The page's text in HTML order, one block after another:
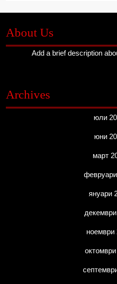
About Us
Add a brief description
Archives
юли
юни
март
януари
ноември